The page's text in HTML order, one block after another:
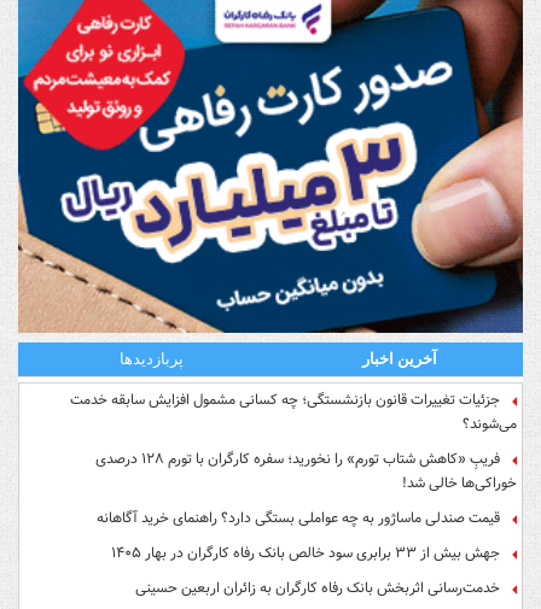
آخرین اخبار پربازدیدها
جزئیات تغییرات قانون بازنشستگی؛ چه کسانی مشمول افزایش سابقه خدمت
می‌شوند؟
فریبِ «کاهش شتاب تورم» را نخورید؛ سفره کارگران با تورم ۱۲۸ درصدی
خوراکی‌ها خالی شد!
قیمت صندلی ماساژور به چه عواملی بستگی دارد؟ راهنمای خرید آگاهانه
جهش بیش از ۳۳ برابری سود خالص بانک رفاه کارگران در بهار ۱۴۰۵
خدمت‌رسانی اثربخش بانک رفاه کارگران به زائران اربعین حسینی